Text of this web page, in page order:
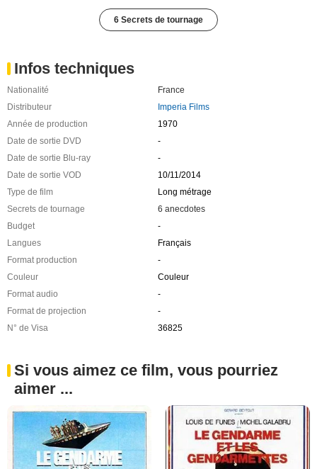
6 Secrets de tournage
Infos techniques
Nationalité
France
Distributeur
Imperia Films
Année de production
1970
Date de sortie DVD
-
Date de sortie Blu-ray
-
Date de sortie VOD
10/11/2014
Type de film
Long métrage
Secrets de tournage
6 anecdotes
Budget
-
Langues
Français
Format production
-
Couleur
Couleur
Format audio
-
Format de projection
-
N° de Visa
36825
Si vous aimez ce film, vous pourriez
aimer ...